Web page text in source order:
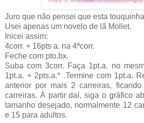
Juro que não pensei que esta
Usei apenas um novelo de lã Mollet.
Inicei assim:
4corr. + 16pts a. na 4ªcorr.
Feche com pto.bx.
Suba com 3corr. Faça 1pt.a. no
1pt.a. + 2pts.a.* .Termine com 1pt.a.
anterior por mais 2 carreiras,
carreiras. Á partir daí, siga o gráfico
tamanho desejado, normalmente 12
e 15 para adultos.